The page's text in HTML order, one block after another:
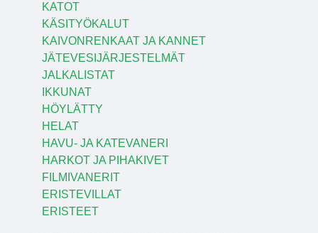
KATOT
KÄSITYÖKALUT
KAIVONRENKAAT JA KANNET
JÄTEVESIJÄRJESTELMÄT
JALKALISTAT
IKKUNAT
HÖYLÄTTY
HELAT
HAVU- JA KATEVANERI
HARKOT JA PIHAKIVET
FILMIVANERIT
ERISTEVILLAT
ERISTEET